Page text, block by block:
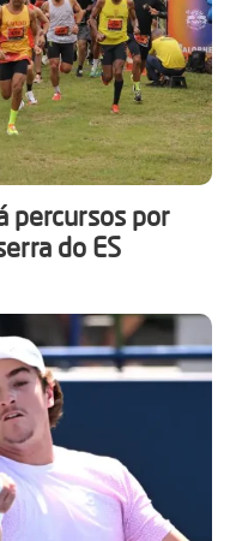
percursos por
do ES